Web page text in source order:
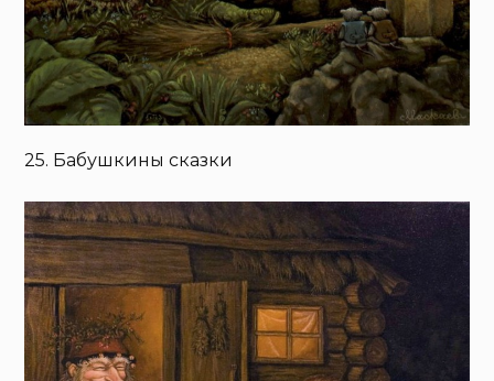
25. Бабушкины сказки